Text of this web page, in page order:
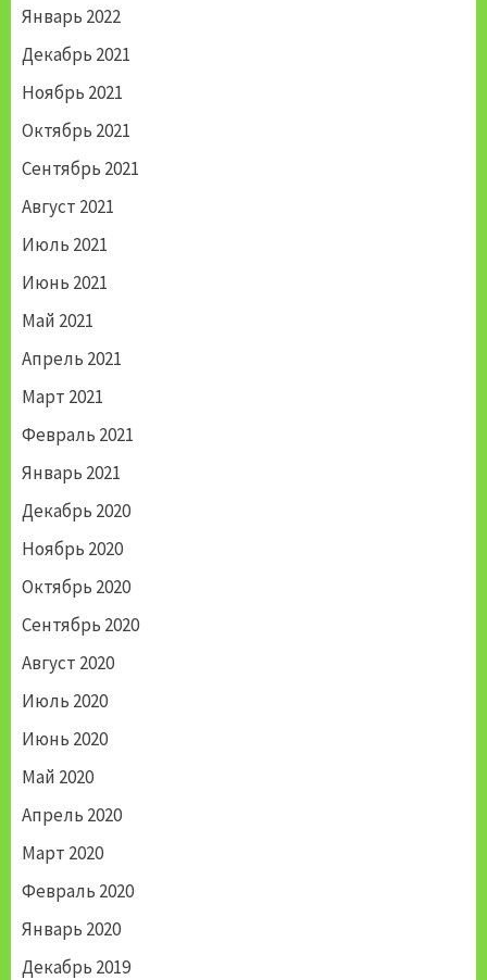
Январь 2022
Декабрь 2021
Ноябрь 2021
Октябрь 2021
Сентябрь 2021
Август 2021
Июль 2021
Июнь 2021
Май 2021
Апрель 2021
Март 2021
Февраль 2021
Январь 2021
Декабрь 2020
Ноябрь 2020
Октябрь 2020
Сентябрь 2020
Август 2020
Июль 2020
Июнь 2020
Май 2020
Апрель 2020
Март 2020
Февраль 2020
Январь 2020
Декабрь 2019